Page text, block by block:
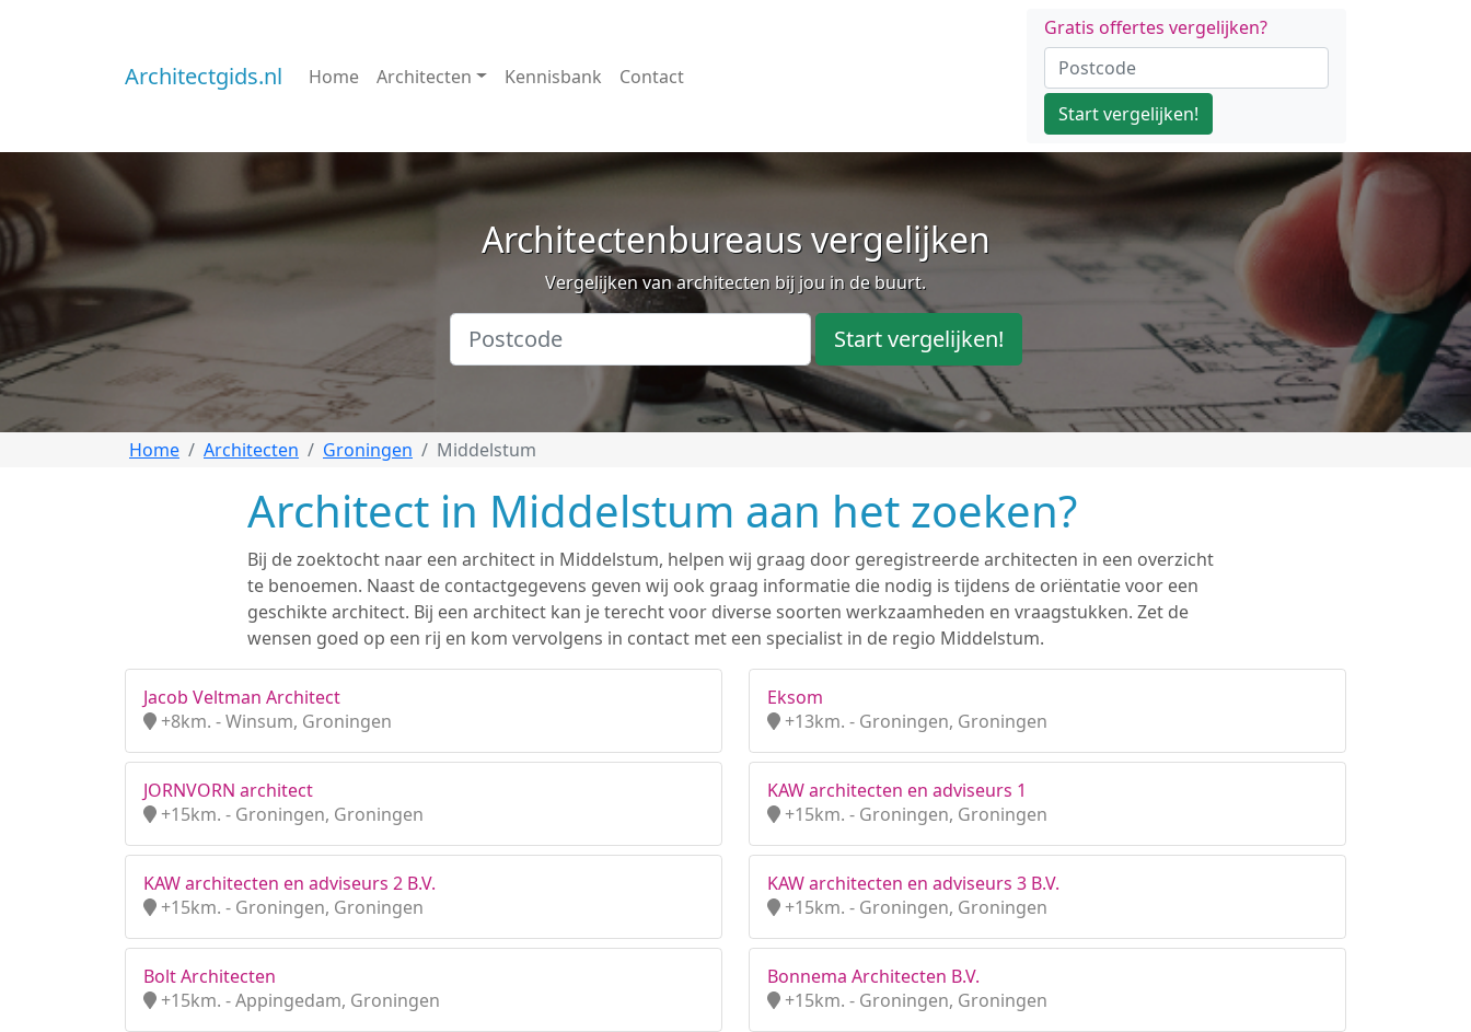
Architectgids.nl Home Architecten Kennisbank Contact
Gratis offertes vergelijken?
Start vergelijken!
Architectenbureaus vergelijken
Vergelijken van architecten bij jou in de buurt.
Start vergelijken!
Home Architecten Groningen Middelstum
Architect in Middelstum aan het zoeken?
Bij de zoektocht naar een architect in Middelstum, helpen wij graag door geregistreerde architecten in een overzicht
te benoemen. Naast de contactgegevens geven wij ook graag informatie die nodig is tijdens de oriëntatie voor een
geschikte architect. Bij een architect kan je terecht voor diverse soorten werkzaamheden en vraagstukken. Zet de
wensen goed op een rij en kom vervolgens in contact met een specialist in de regio Middelstum.
Jacob Veltman Architect
+8km. - Winsum, Groningen
Eksom
+13km. - Groningen, Groningen
JORNVORN architect
+15km. - Groningen, Groningen
KAW architecten en adviseurs 1
+15km. - Groningen, Groningen
KAW architecten en adviseurs 2 B.V.
+15km. - Groningen, Groningen
KAW architecten en adviseurs 3 B.V.
+15km. - Groningen, Groningen
Bolt Architecten
+15km. - Appingedam, Groningen
Bonnema Architecten B.V.
+15km. - Groningen, Groningen